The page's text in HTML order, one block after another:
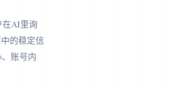
在AI里询
的稳定信
账号内